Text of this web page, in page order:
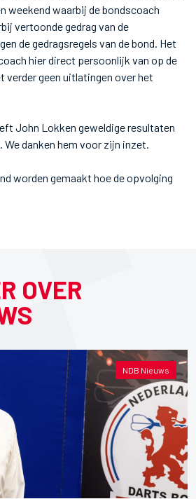
weekend waarbij de bondscoach
vertoonde gedrag van de
de gedragsregels van de bond. Het
hier direct persoonlijk van op de
verder geen uitlatingen over het
John Lokken geweldige resultaten
danken hem voor zijn inzet.
worden gemaakt hoe de opvolging
OVER
NDB Nieuws